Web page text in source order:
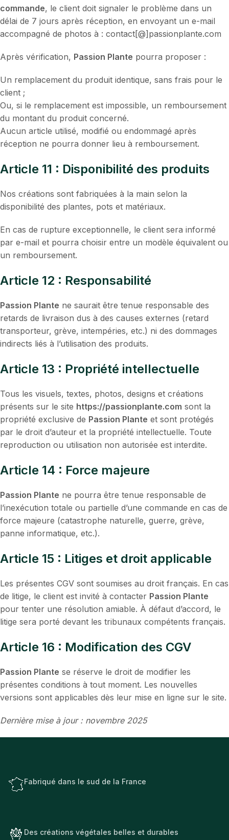
commande, le client doit signaler le problème dans un
délai de 7 jours après réception, en envoyant un e-mail
accompagné de photos à : contact[@]passionplante.com
Après vérification, Passion Plante pourra proposer :
Un remplacement du produit identique, sans frais pour le
client ;
Ou, si le remplacement est impossible, un remboursement
du montant du produit concerné.
Aucun article utilisé, modifié ou endommagé après
réception ne pourra donner lieu à remboursement.
Article 11 : Disponibilité des produits
Nos créations sont fabriquées à la main selon la
disponibilité des plantes, pots et matériaux.
En cas de rupture exceptionnelle, le client sera informé
par e-mail et pourra choisir entre un modèle équivalent ou
un remboursement.
Article 12 : Responsabilité
Passion Plante ne saurait être tenue responsable des
retards de livraison dus à des causes externes (retard
transporteur, grève, intempéries, etc.) ni des dommages
indirects liés à l’utilisation des produits.
Article 13 : Propriété intellectuelle
Tous les visuels, textes, photos, designs et créations
présents sur le site https://passionplante.com sont la
propriété exclusive de Passion Plante et sont protégés
par le droit d’auteur et la propriété intellectuelle. Toute
reproduction ou utilisation non autorisée est interdite.
Article 14 : Force majeure
Passion Plante ne pourra être tenue responsable de
l’inexécution totale ou partielle d’une commande en cas de
force majeure (catastrophe naturelle, guerre, grève,
panne informatique, etc.).
Article 15 : Litiges et droit applicable
Les présentes CGV sont soumises au droit français. En cas
de litige, le client est invité à contacter Passion Plante
pour tenter une résolution amiable. À défaut d’accord, le
litige sera porté devant les tribunaux compétents français.
Article 16 : Modification des CGV
Passion Plante se réserve le droit de modifier les
présentes conditions à tout moment. Les nouvelles
versions sont applicables dès leur mise en ligne sur le site.
Dernière mise à jour : novembre 2025
Fabriqué dans le sud de la France
Des créations végétales belles et durables